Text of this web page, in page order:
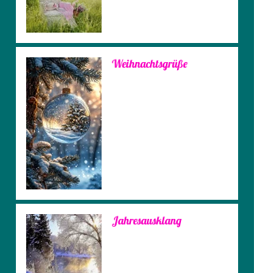
Weihnachtsgrüße
Jahresausklang